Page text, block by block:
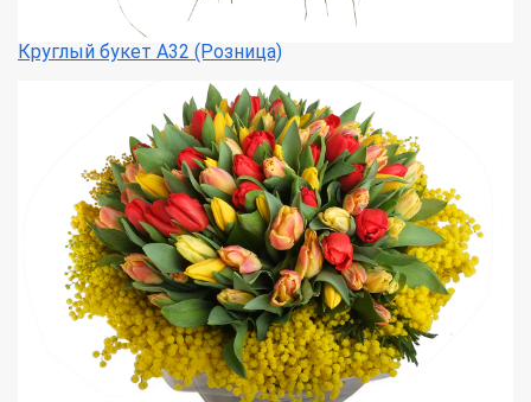
Круглый букет А32 (Розница)